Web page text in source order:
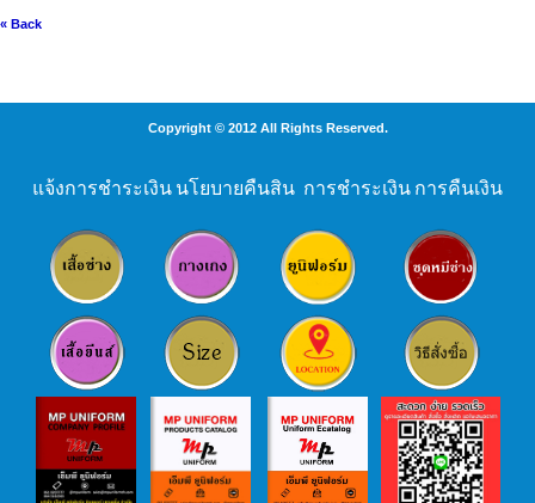
« Back
Copyright © 2012 All Rights Reserved.
แจ้งการชำระเงิน นโยบายคืนสิน การชำระเงิน การคืนเงิน